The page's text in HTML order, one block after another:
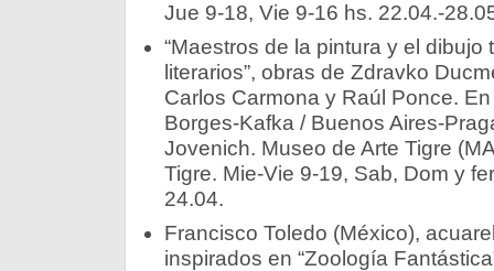
Jue 9-18, Vie 9-16 hs. 22.04.-
“Maestros de la pintura y el dibujo
literarios”, obras de Zdravko
Carlos Carmona y Raúl Ponce.
Borges-Kafka / Buenos Aires-
Jovenich. Museo de Arte Tigre
Tigre. Mie-Vie 9-19, Sab, Dom y
24.04.
Francisco Toledo (México),
inspirados en “Zoología